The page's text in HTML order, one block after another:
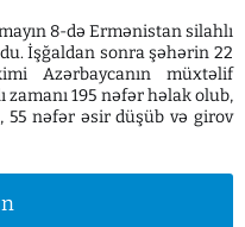
8-də Ermənistan silahlı
İşğaldan sonra şəhərin 22
Azərbaycanın müxtəlif
zamanı 195 nəfər həlak olub,
55 nəfər əsir düşüb və girov